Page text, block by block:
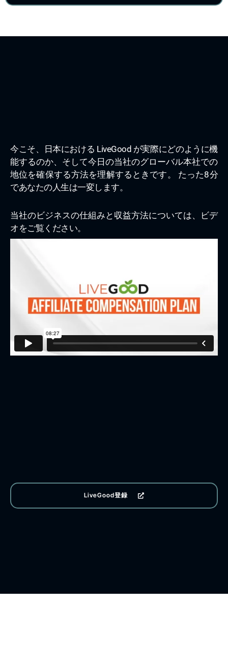
今こそ、日本における LiveGood が実際にどのように機
能するのか、そして今日の当社のグローバル本社での
地位を確保する方法を理解するときです。 たった8分
であなたの人生は一変します。
当社のビジネスの仕組みと収益方法については、ビデ
オをご覧ください。
LiveGood登録